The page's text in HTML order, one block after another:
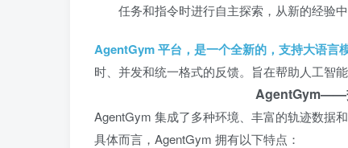
任务和指令时进行自主探索，从新的经验中
AgentGym 平台，是一个全新的，支持大语言
时、并发和统一格式的反馈。旨在帮助人工智
AgentGym——
AgentGym 集成了多种环境、丰富的轨迹数据
具体而言，AgentGym 拥有以下特点：